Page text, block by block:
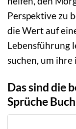
Perspektive zu
die Wert auf
Lebensführung
suchen, um
Das sind die
Sprüche